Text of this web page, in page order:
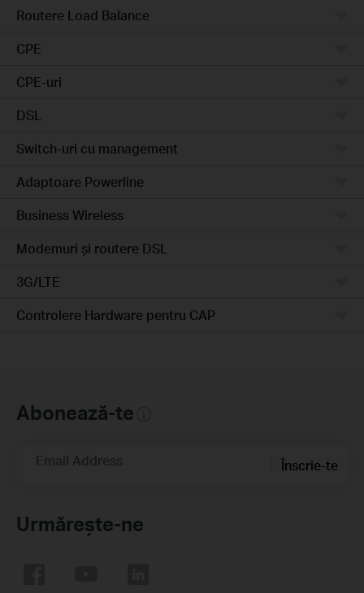
Routere Load Balance
CPE
CPE-uri
DSL
Switch-uri cu management
Adaptoare Powerline
Business Wireless
Modemuri și routere DSL
3G/LTE
Controlere Hardware pentru CAP
Abonează-te
Email Address Înscrie-te
Urmărește-ne